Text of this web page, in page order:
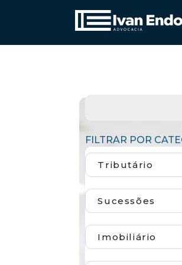
FILTRAR POR
Tributário
Sucessões
Imobiliário